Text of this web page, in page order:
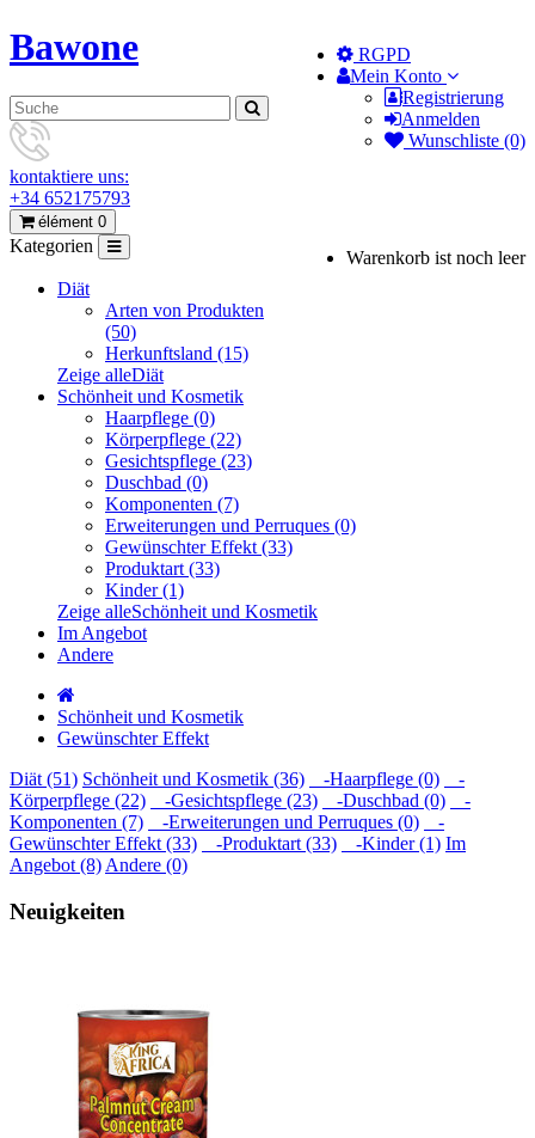
RGPD
Mein Konto
Registrierung
Anmelden
Wunschliste (0)
Bawone
kontaktiere uns:
+34 652175793
élément 0
Warenkorb ist noch leer
Kategorien
Diät
Arten von Produkten
(50)
Herkunftsland (15)
Zeige alleDiät
Schönheit und Kosmetik
Haarpflege (0)
Körperpflege (22)
Gesichtspflege (23)
Duschbad (0)
Komponenten (7)
Erweiterungen und Perruques (0)
Gewünschter Effekt (33)
Produktart (33)
Kinder (1)
Zeige alleSchönheit und Kosmetik
Im Angebot
Andere
Schönheit und Kosmetik
Gewünschter Effekt
Diät (51) Schönheit und Kosmetik (36) -Haarpflege (0)
-
Körperpflege (22)
-Gesichtspflege (23) -Duschbad (0)
-
Komponenten (7)
-Erweiterungen und Perruques (0)
-
Gewünschter Effekt (33)
-Produktart (33) -Kinder (1) Im
Angebot (8) Andere (0)
Neuigkeiten